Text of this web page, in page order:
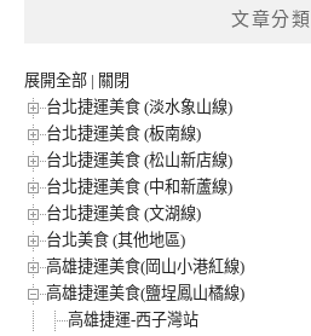
文章分類
展開全部 | 關閉
台北捷運美食 (淡水象山線)
台北捷運美食 (板南線)
台北捷運美食 (松山新店線)
台北捷運美食 (中和新蘆線)
台北捷運美食 (文湖線)
台北美食 (其他地區)
高雄捷運美食(岡山小港紅線)
高雄捷運美食(鹽埕鳳山橘線)
高雄捷運-西子灣站